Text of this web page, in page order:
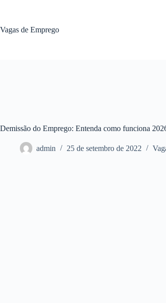
conteúdo
Vagas de Emprego
Demissão do Emprego: Entenda como funciona
admin 25 de setembro de 2022